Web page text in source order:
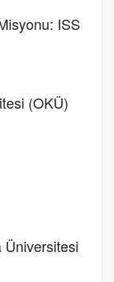
ISS
(OKÜ)
Üniversitesi